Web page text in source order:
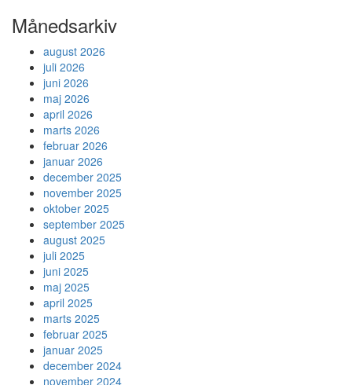
Månedsarkiv
august 2026
juli 2026
juni 2026
maj 2026
april 2026
marts 2026
februar 2026
januar 2026
december 2025
november 2025
oktober 2025
september 2025
august 2025
juli 2025
juni 2025
maj 2025
april 2025
marts 2025
februar 2025
januar 2025
december 2024
november 2024